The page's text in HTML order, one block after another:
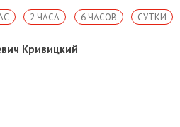
СУТКИ
6 ЧАСОВ
2 ЧАСА
Кривицкий